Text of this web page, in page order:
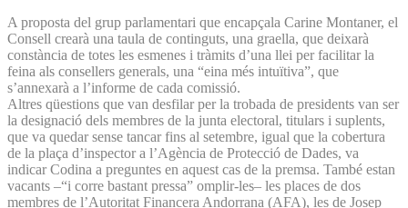
A proposta del grup parlamentari que encapçala Carine Montaner, el
Consell crearà una taula de continguts, una graella, que deixarà
constància de totes les esmenes i tràmits d’una llei per facilitar la
feina als consellers generals, una “eina més intuïtiva”, que
s’annexarà a l’informe de cada comissió.
Altres qüestions que van desfilar per la trobada de presidents van ser
la designació dels membres de la junta electoral, titulars i suplents,
que va quedar sense tancar fins al setembre, igual que la cobertura
de la plaça d’inspector a l’Agència de Protecció de Dades, va
indicar Codina a preguntes en aquest cas de la premsa. També estan
vacants –“i corre bastant pressa” omplir-les– les places de dos
membres de l’Autoritat Financera Andorrana (AFA), les de Josep